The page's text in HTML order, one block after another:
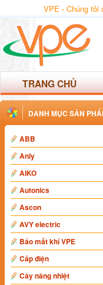
VPE - Chúng tôi
TRANG CHỦ
DANH MỤC SẢN
ABB
Anly
AIKO
Autonics
Ascon
AVY electric
Báo mất khí VPE
Cáp điện
Cây nâng nhiệt